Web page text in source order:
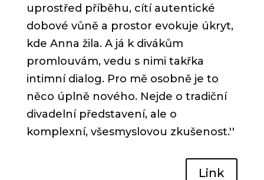
uprostřed příběhu, cítí autentické
dobové vůně a prostor evokuje úkryt,
kde Anna žila. A já k divákům
promlouvám, vedu s nimi takřka
intimní dialog. Pro mě osobně je to
něco úplně nového. Nejde o tradiční
divadelní představení, ale o
komplexní, všesmyslovou zkušenost.''
Link